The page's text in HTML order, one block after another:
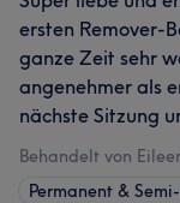
ersten Remover-
ganze Zeit sehr
angenehmer als
nächste Sitzung
Behandelt von
Permanent &